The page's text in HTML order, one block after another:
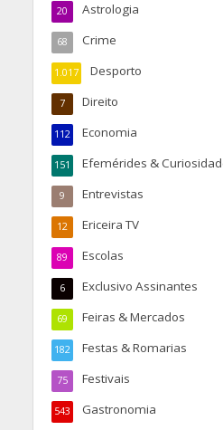
Astrologia
20
Crime
68
Desporto
1.017
Direito
7
Economia
112
Efemérides &
151
Entrevistas
9
Ericeira TV
12
Escolas
89
Exclusivo Assinantes
6
Feiras & Mercados
69
Festas & Romarias
182
Festivais
75
Gastronomia
543